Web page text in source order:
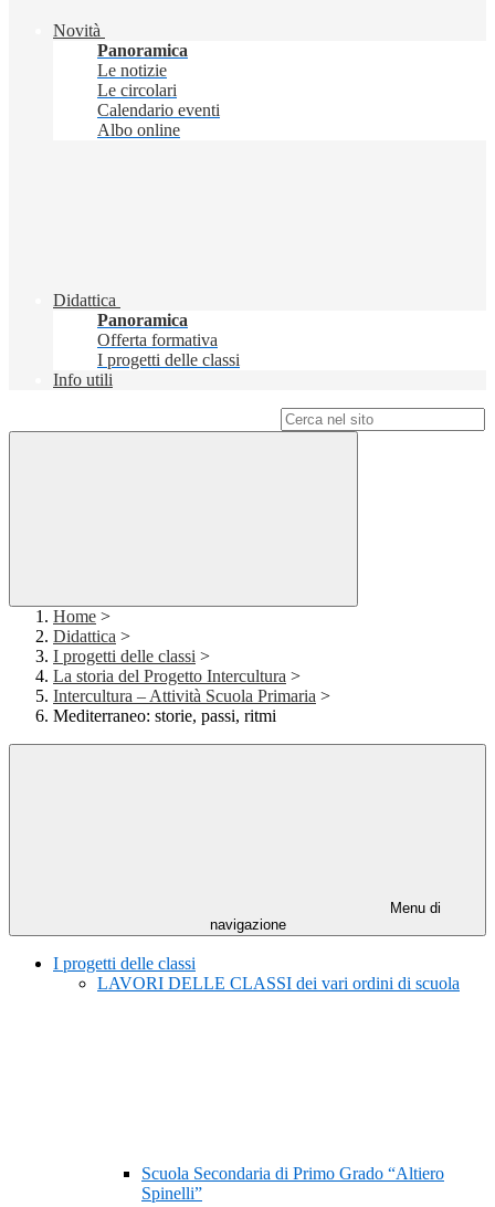
Novità
Panoramica
Le notizie
Le circolari
Calendario eventi
Albo online
Didattica
Panoramica
Offerta formativa
I progetti delle classi
Info utili
Home >
Didattica >
I progetti delle classi >
La storia del Progetto Intercultura >
Intercultura – Attività Scuola Primaria >
Mediterraneo: storie, passi, ritmi
Menu di
navigazione
I progetti delle classi
LAVORI DELLE CLASSI dei vari ordini di scuola
Scuola Secondaria di Primo Grado “Altiero
Spinelli”